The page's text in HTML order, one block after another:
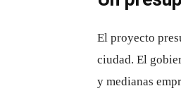
El proyecto
ciudad. El
y medianas